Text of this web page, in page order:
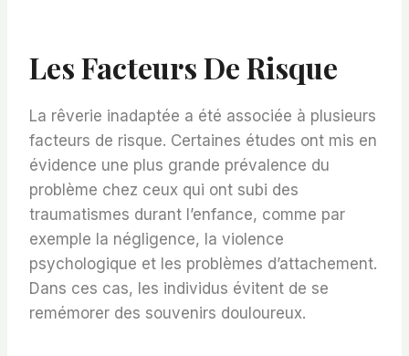
Les Facteurs De Risque
La rêverie inadaptée a été associée à plusieurs
facteurs de risque. Certaines études ont mis en
évidence une plus grande prévalence du
problème chez ceux qui ont subi des
traumatismes durant l’enfance, comme par
exemple la négligence, la violence
psychologique et les problèmes d’attachement.
Dans ces cas, les individus évitent de se
remémorer des souvenirs douloureux.